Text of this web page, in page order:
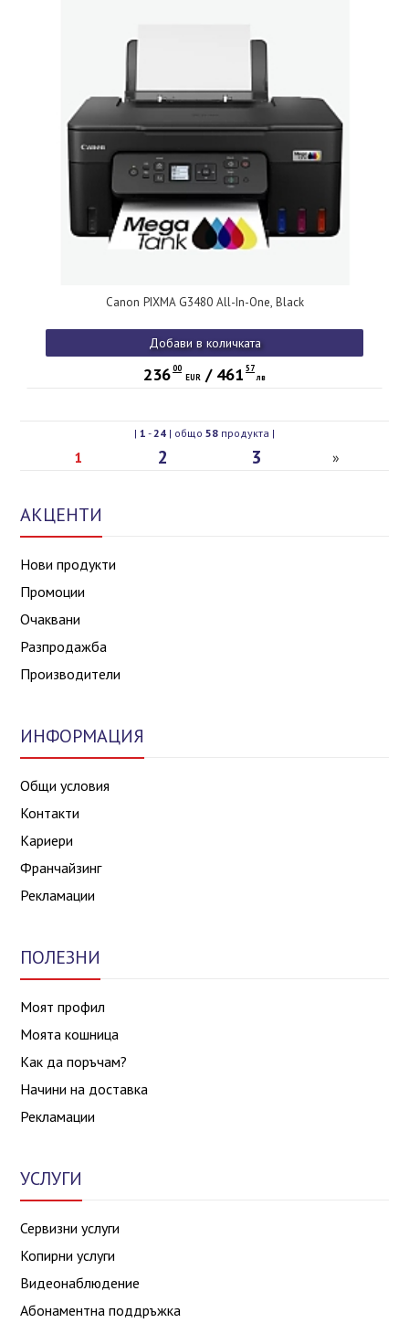
Canon PIXMA G3480 All-In-One, Black
Добави в количката
23600
EUR / 461 57
лв
| 1 -24 | общо 58 продукта |
1 2 3 »
АКЦЕНТИ
Нови продукти
Промоции
Очаквани
Разпродажба
Производители
ИНФОРМАЦИЯ
Общи условия
Контакти
Кариери
Франчайзинг
Рекламации
ПОЛЕЗНИ
Моят профил
Моята кошница
Как да поръчам?
Начини на доставка
Рекламации
УСЛУГИ
Сервизни услуги
Копирни услуги
Видеонаблюдение
Абонаментна поддръжка